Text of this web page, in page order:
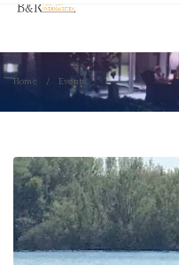
Home Events